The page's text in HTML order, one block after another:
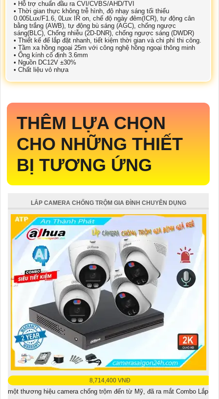
• Hỗ trợ chuẩn đầu ra CVI/CVBS/AHD/TVI
• Thời gian thực không trễ hình, độ nhạy sáng tối thiểu
0.005Lux/F1.6, 0Lux IR on, chế độ ngày đêm(ICR), tự động cân
bằng trắng (AWB), tự động bù sáng (AGC), chống ngược
sáng(BLC), Chống nhiễu (2D-DNR), chống ngược sáng (DWDR)
• Thiết kế đế lắp đặt nhanh, tiết kiệm thời gian và chi phí thi công.
• Tầm xa hồng ngoại 25m với công nghệ hồng ngoại thông minh
• Ống kính cố định 3.6mm
• Nguồn DC12V ±30%
• Chất liệu vỏ nhựa
THÊM LỰA CHỌN
CHO NHỮNG THIẾT
BỊ TƯƠNG ỨNG
LẮP CAMERA CHỐNG TRỘM GIA ĐÌNH CHUYÊN DỤNG
8,714,400 VNĐ
một thương hiệu camera chống trộm đến từ Mỹ, đã ra mắt Combo Lắp